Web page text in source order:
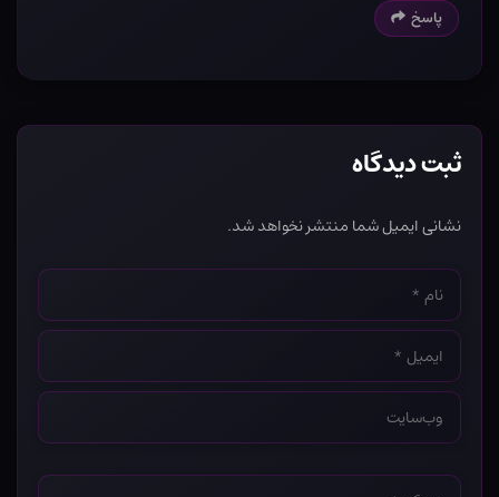
پاسخ
ثبت دیدگاه
نشانی ایمیل شما منتشر نخواهد شد.
نام
*
ایمیل
*
وب‌سایت
*
دیدگاه